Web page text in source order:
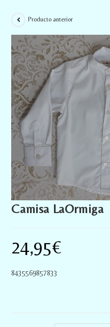
Producto anterior
Camisa LaOrmiga
24,95€
8435569857833